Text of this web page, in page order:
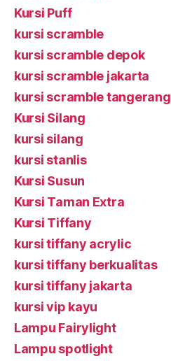
Kursi Puff
kursi scramble
kursi scramble depok
kursi scramble jakarta
kursi scramble tangerang
Kursi Silang
kursi silang
kursi stanlis
Kursi Susun
Kursi Taman Extra
Kursi Tiffany
kursi tiffany acrylic
kursi tiffany berkualitas
kursi tiffany jakarta
kursi vip kayu
Lampu Fairylight
Lampu spotlight